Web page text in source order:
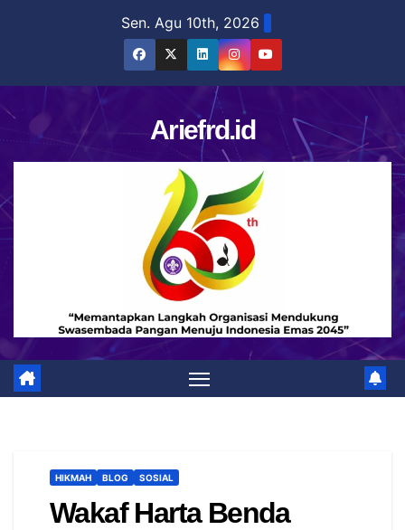
Sen. Agu 10th, 2026
Ariefrd.id
HIKMAH BLOG SOSIAL
Wakaf Harta Benda